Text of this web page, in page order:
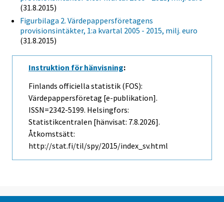
(31.8.2015)
Figurbilaga 2. Värdepappersföretagens
provisionsintäkter, 1:a kvartal 2005 - 2015, milj. euro
(31.8.2015)
Instruktion för hänvisning:
Finlands officiella statistik (FOS):
Värdepappersföretag [e-publikation].
ISSN=2342-5199. Helsingfors:
Statistikcentralen [hänvisat: 7.8.2026].
Åtkomstsätt:
http://stat.fi/til/spy/2015/index_sv.html